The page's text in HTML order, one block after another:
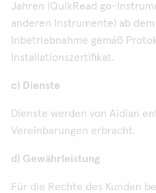
Jahren (QuikRead go-
anderen Instrumente) ab
Inbetriebnahme gemäß
Installationszertifikat.
c) Dienste
Dienste werden von Aidian
Vereinbarungen erbracht.
d) Gewährleistung
Für die Rechte des Kunden